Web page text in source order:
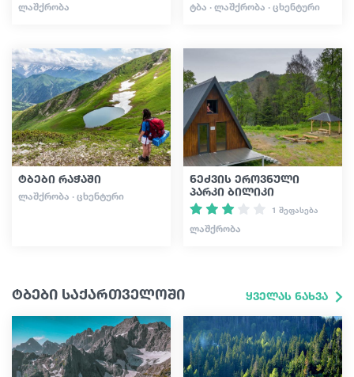
ᲚᲐᲨᲥᲠᲝᲑᲐ ᲢᲑᲐ · ᲚᲐᲨᲥᲠᲝᲑᲐ · ᲪᲮᲔᲜᲢᲣᲠᲘ
ტბები რაჭაში
ᲚᲐᲨᲥᲠᲝᲑᲐ · ᲪᲮᲔᲜᲢᲣᲠᲘ
ნეძვის ეროვნული
პარკი ბილიკი
1 შეფასება
ᲚᲐᲨᲥᲠᲝᲑᲐ
ტბები საქართველოში ყველას ნახვა